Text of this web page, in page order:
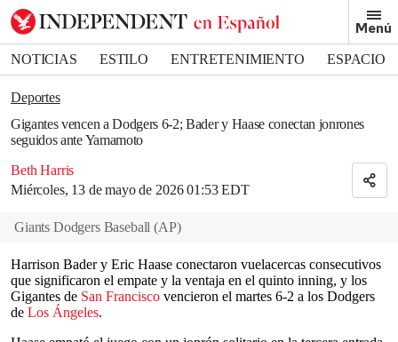
Menú
NOTICIAS ESTILO ENTRETENIMIENTO
ESPACIO
DEPORTES
Deportes
Gigantes vencen a Dodgers 6-2; Bader y Haase conectan jonrones
seguidos ante Yamamoto
Beth Harris
Miércoles, 13 de mayo de 2026 01:53 EDT
Bookmark popover
Removed from bookmarks
Close popover
Giants Dodgers Baseball (AP)
Harrison Bader y Eric Haase conectaron vuelacercas consecutivos
que significaron el empate y la ventaja en el quinto inning, y los
Gigantes de San Francisco vencieron el martes 6-2 a los Dodgers
de Los Ángeles.